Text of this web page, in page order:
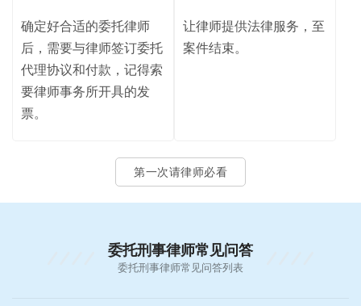
确定好合适的委托律师
后，需要与律师签订委托
代理协议和付款，记得索
要律师事务所开具的发
票。
让律师提供法律服务，至
案件结束。
第一次请律师必看
委托刑事律师常见问答
委托刑事律师常见问答列表